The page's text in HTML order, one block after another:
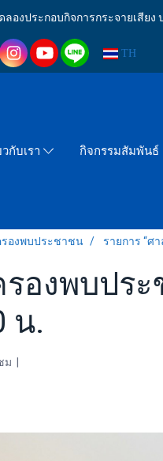
งประกอบกิจการกระจายเสีย
TH
วกับเรา กิจกรรมสัมพันธ์
องพบประชาชน รายการ “ศ
รองพบปร
น.
ม